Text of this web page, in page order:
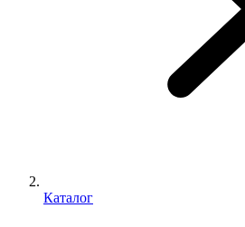
Каталог